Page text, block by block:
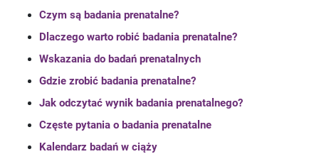
Czym są badania prenatalne?
Dlaczego warto robić badania prenatalne?
Wskazania do badań prenatalnych
Gdzie zrobić badania prenatalne?
Jak odczytać wynik badania prenatalnego?
Częste pytania o badania prenatalne
Kalendarz badań w ciąży